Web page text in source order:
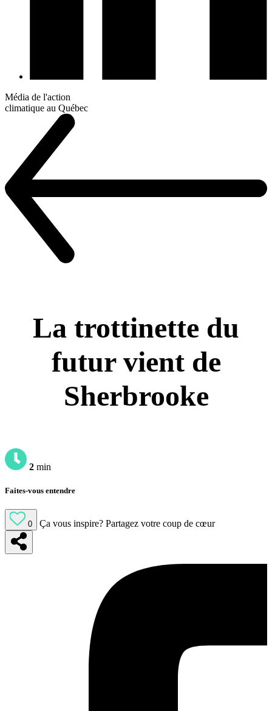
Média de l'action
climatique au Québec
La trottinette du
futur vient de
Sherbrooke
2 min
Faites-vous entendre
0 Ça vous inspire? Partagez votre coup de cœur